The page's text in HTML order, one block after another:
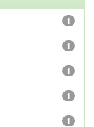
1
1
1
1
1